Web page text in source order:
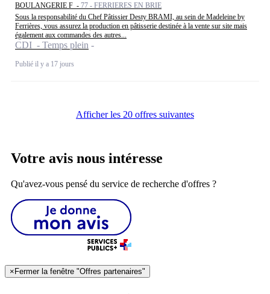
BOULANGERIE F - 77 - FERRIERES EN BRIE
Sous la responsabilité du Chef Pâtissier Desty BRAMI, au sein de Madeleine by
Ferrières, vous assurez la production en pâtisserie destinée à la vente sur site mais
également aux commandes des autres...
CDI - Temps plein
Publié il y a 17 jours
Afficher les 20 offres suivantes
Votre avis nous intéresse
Qu'avez-vous pensé du service de recherche d'offres ?
×Fermer la fenêtre "Offres partenaires"